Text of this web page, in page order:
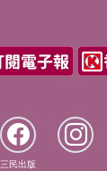
三民出版